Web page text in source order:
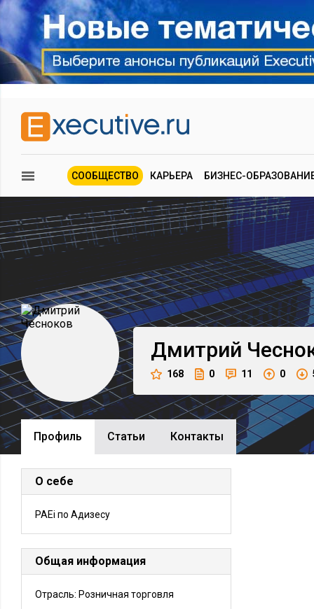
СООБЩЕСТВО КАРЬЕРА БИЗНЕС-
Дмитрий
168 0 11 0
Профиль Cтатьи Контакты
О себе
PAEi по Адизесу
Общая информация
Отрасль: Розничная торговля